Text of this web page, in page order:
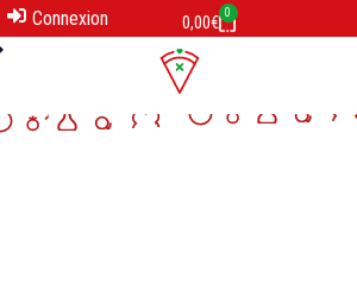
Connexion 0,00€ 0